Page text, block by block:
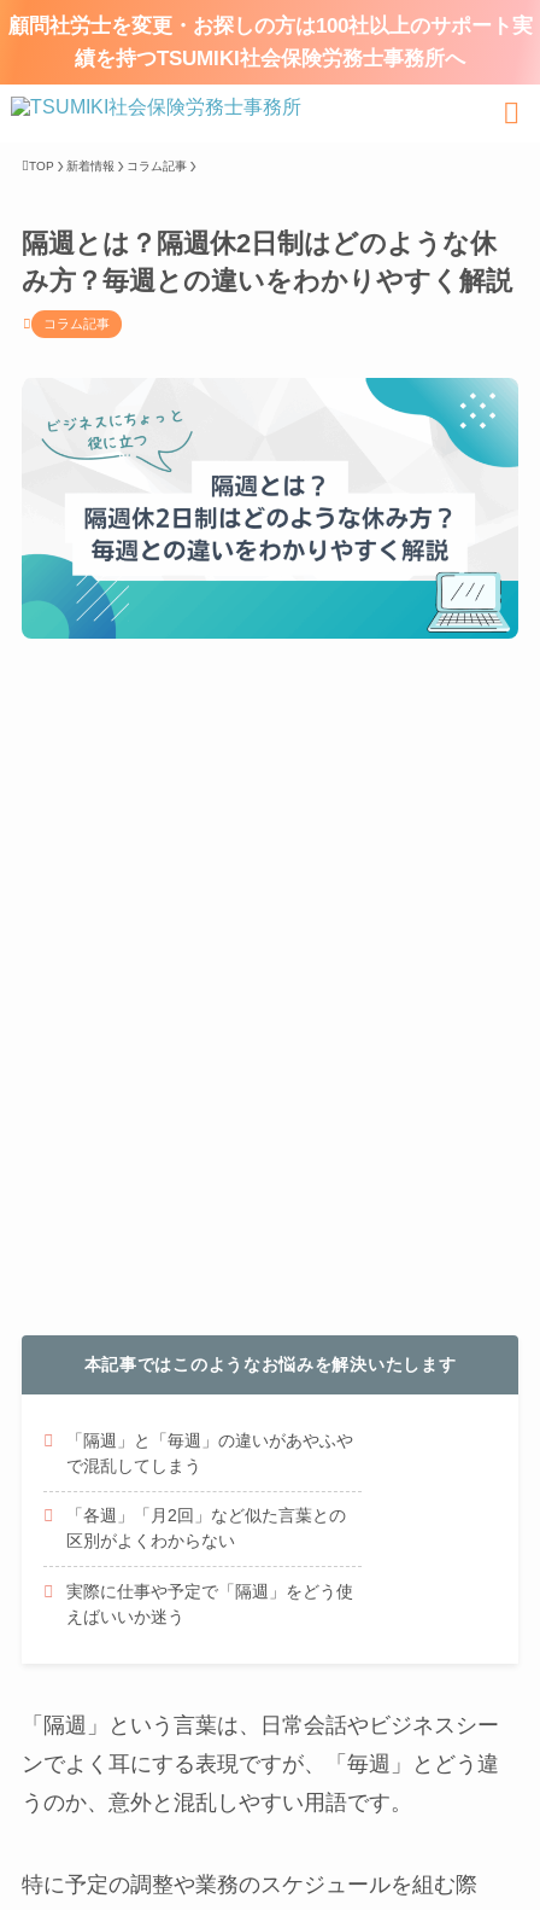
顧問社労士を変更・お探しの方は100社以上のサポート実
績を持つTSUMIKI社会保険労務士事務所へ
TOP 新着情報 コラム記事
隔週とは？隔週休2日制はどのような休
み方？毎週との違いをわかりやすく解説
コラム記事
本記事ではこのようなお悩みを解決いたします
「隔週」と「毎週」の違いがあやふや
で混乱してしまう
「各週」「月2回」など似た言葉との
区別がよくわからない
実際に仕事や予定で「隔週」をどう使
えばいいか迷う
「隔週」という言葉は、日常会話やビジネスシー
ンでよく耳にする表現ですが、「毎週」とどう違
うのか、意外と混乱しやすい用語です。
特に予定の調整や業務のスケジュールを組む際